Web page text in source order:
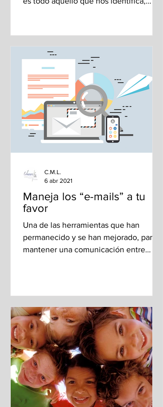
Maneja los “e-mails” a tu
favor
Una de las herramientas que han
permanecido y se han mejorado, para
mantener una comunicación entre
C.M.L.
6 abr 2021